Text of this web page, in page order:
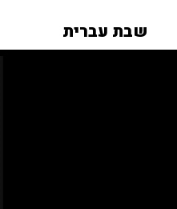
שבת עברית